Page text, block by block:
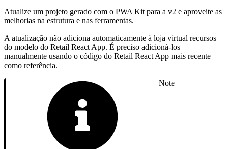
Atualize um projeto gerado com o PWA Kit para a v2 e aproveite as
melhorias na estrutura e nas ferramentas.
A atualização não adiciona automaticamente à loja virtual recursos
do modelo do Retail React App. É preciso adicioná-los
manualmente usando o código do Retail React App mais recente
como referência.
Note